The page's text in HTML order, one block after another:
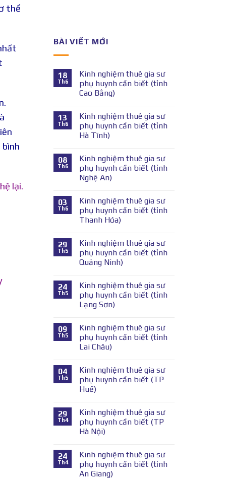
thể
lại.
BÀI VIẾT MỚI
18
Th6
Kinh nghiệm thuê gia sư
phụ huynh cần biết (tỉnh
Cao Bằng)
13
Th6
Kinh nghiệm thuê gia sư
phụ huynh cần biết (tỉnh
Hà Tĩnh)
08
Th6
Kinh nghiệm thuê gia sư
phụ huynh cần biết (tỉnh
Nghệ An)
03
Th6
Kinh nghiệm thuê gia sư
phụ huynh cần biết (tỉnh
Thanh Hóa)
29
Th5
Kinh nghiệm thuê gia sư
phụ huynh cần biết (tỉnh
Quảng Ninh)
24
Th5
Kinh nghiệm thuê gia sư
phụ huynh cần biết (tỉnh
Lạng Sơn)
09
Th5
Kinh nghiệm thuê gia sư
phụ huynh cần biết (tỉnh
Lai Châu)
04
Th5
Kinh nghiệm thuê gia sư
phụ huynh cần biết (TP
Huế)
29
Th4
Kinh nghiệm thuê gia sư
phụ huynh cần biết (TP
Hà Nội)
24
Th4
Kinh nghiệm thuê gia sư
phụ huynh cần biết (tỉnh
An Giang)